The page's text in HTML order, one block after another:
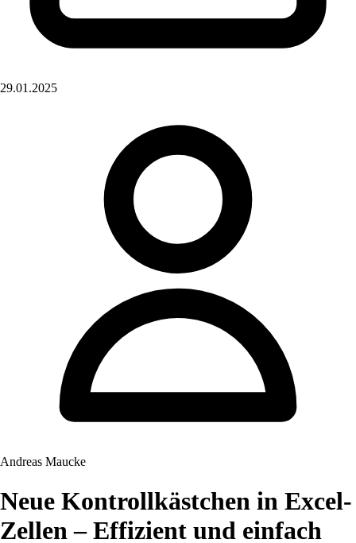
29.01.2025
Andreas Maucke
Neue Kontrollkästchen in Excel-
Zellen – Effizient und einfach